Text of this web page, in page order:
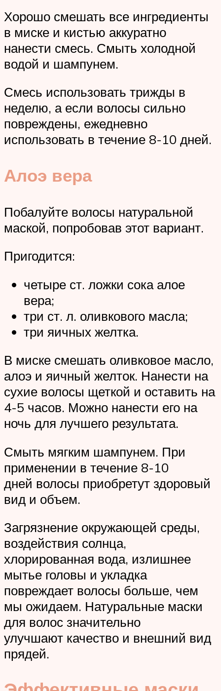
Хорошо смешать все ингредиенты
в миске и кистью аккуратно
нанести смесь. Смыть холодной
водой и шампунем.
Смесь использовать трижды в
неделю, а если волосы сильно
повреждены, ежедневно
использовать в течение 8-10 дней.
Алоэ вера
Побалуйте волосы натуральной
маской, попробовав этот вариант.
Пригодится:
четыре ст. ложки сока алое
вера;
три ст. л. оливкового масла;
три яичных желтка.
В миске смешать оливковое масло,
алоэ и яичный желток. Нанести на
сухие волосы щеткой и оставить на
4-5 часов. Можно нанести его на
ночь для лучшего результата.
Смыть мягким шампунем. При
применении в течение 8-10
дней волосы приобретут здоровый
вид и объем.
Загрязнение окружающей среды,
воздействия солнца,
хлорированная вода, излишнее
мытье головы и укладка
повреждает волосы больше, чем
мы ожидаем. Натуральные маски
для волос значительно
улучшают качество и внешний вид
прядей.